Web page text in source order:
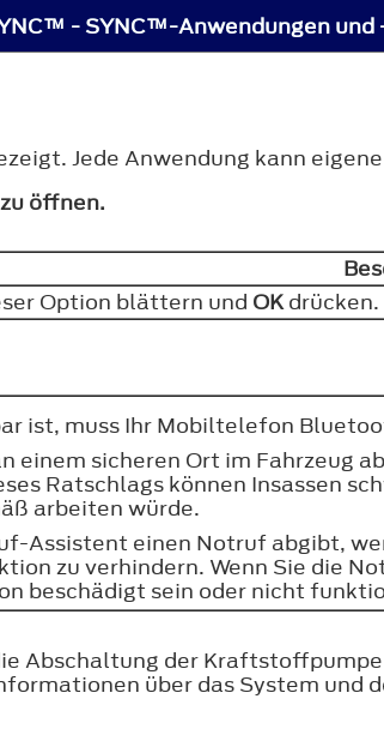
- SYNC™-Anwendungen und
Jede Anwendung kann
öffnen.
Option blättern und OKdrücken.
ist, muss Ihr Mobiltelefon
einem sicheren Ort im Fahrzeug
Ratschlags können Insassen
arbeiten würde.
Assistent einen Notruf abgibt,
zu verhindern. Wenn Sie die
beschädigt sein oder nicht
Abschaltung der
über das System und